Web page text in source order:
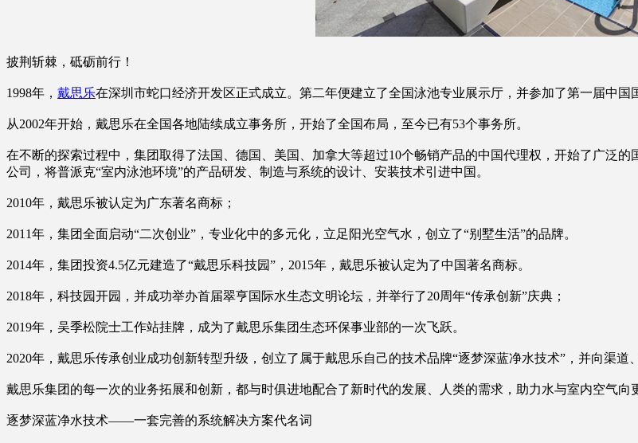
披荆斩棘，砥砺前行！
1998年， 戴思乐在深圳市蛇口经济开发区正式成立。第二年便建立了全国泳池专业展示厅，并参加了第一届中国
从2002年开始，戴思乐在全国各地陆续成立事务所，开始了全国布局，至今已有53个事务所。
在不断的探索过程中，集团取得了法国、德国、美国、加拿大等超过10个畅销产品的中国代理权，开始了广泛
公司，将普派克“室内泳池环境”的产品研发、制造与系统的设计、安装技术引进中国。
2010年，戴思乐被认定为广东著名商标；
2011年，集团全面启动“二次创业”，专业化中的多元化，立足阳光空气水，创立了“别墅生活”的品牌。
2014年，集团投资4.5亿元建造了“戴思乐科技园”，2015年，戴思乐被认定为了中国著名商标。
2018年，科技园开园，并成功举办首届翠亨国际水生态文明论坛，并举行了20周年“传承创新”庆典；
2019年，吴季松院士工作站挂牌，成为了戴思乐集团生态环保事业部的一次飞跃。
2020年，戴思乐传承创业成功创新转型升级，创立了属于戴思乐自己的技术品牌“逐梦深蓝净水技术”，并向渠道
戴思乐集团的每一次的业务拓展和创新，都与时俱进地配合了新时代的发展、人类的需求，助力水与室内空气向
逐梦深蓝净水技术——一套完善的系统解决方案代名词